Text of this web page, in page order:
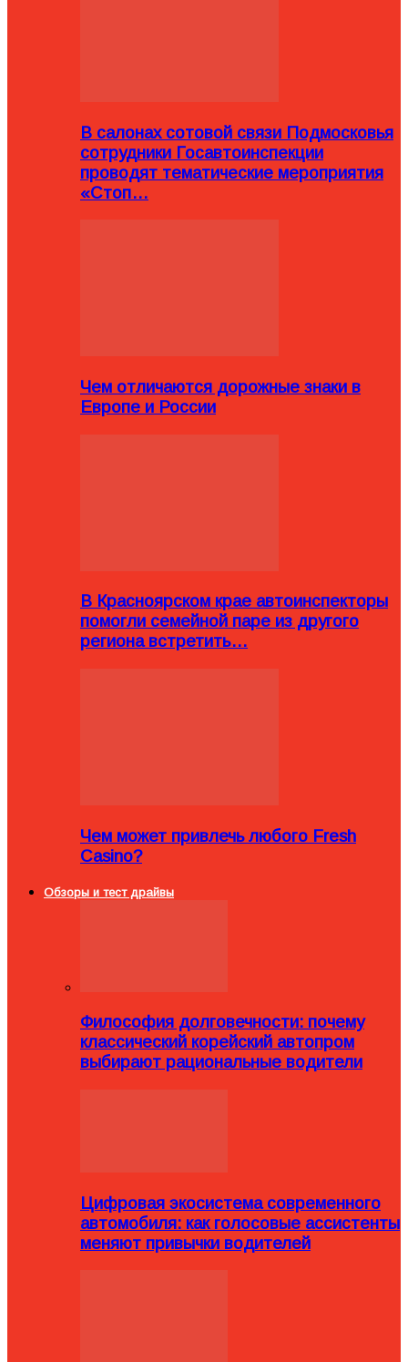
В салонах сотовой связи Подмосковья
сотрудники Госавтоинспекции
проводят тематические мероприятия
«Стоп…
Чем отличаются дорожные знаки в
Европе и России
В Красноярском крае автоинспекторы
помогли семейной паре из другого
региона встретить…
Чем может привлечь любого Fresh
Casino?
Обзоры и тест драйвы
Философия долговечности: почему
классический корейский автопром
выбирают рациональные водители
Цифровая экосистема современного
автомобиля: как голосовые ассистенты
меняют привычки водителей